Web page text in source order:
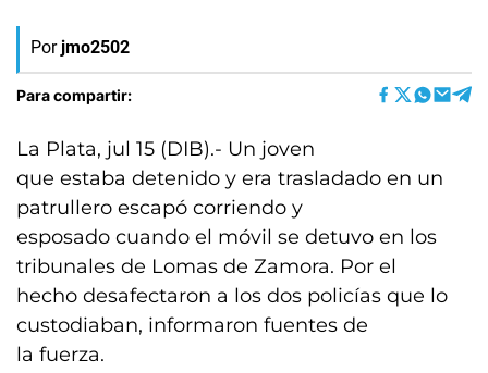
Por jmo2502
Para compartir:
La Plata, jul 15 (DIB).- Un joven
que estaba detenido y era trasladado en un
patrullero escapó corriendo y
esposado cuando el móvil se detuvo en los
tribunales de Lomas de Zamora. Por el
hecho desafectaron a los dos policías que lo
custodiaban, informaron fuentes de
la fuerza.